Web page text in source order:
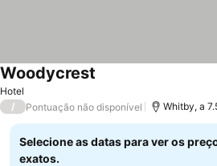
Hotel
Woodycrest
/ Pontuação não disponível Whitby, a
Selecione as datas para ver os
exatos.